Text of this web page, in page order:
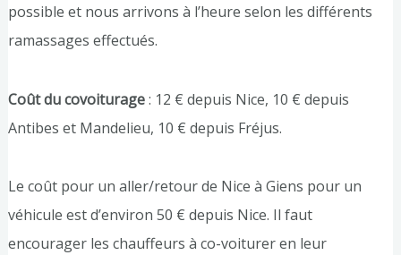
possible et nous arrivons à l’heure selon les différents
ramassages effectués.
Coût du covoiturage: 12 € depuis Nice, 10 € depuis
Antibes et Mandelieu, 10 € depuis Fréjus.
Le coût pour un aller/retour de Nice à Giens pour un
véhicule est d’environ 50 € depuis Nice. Il faut
encourager les chauffeurs à co-voiturer en leur